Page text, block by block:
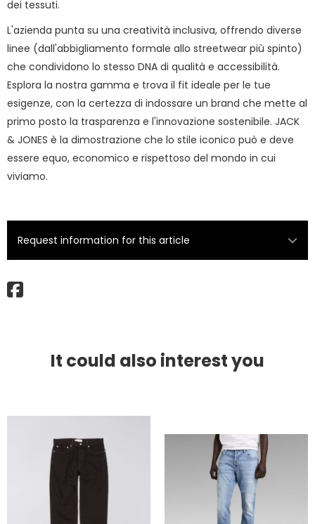
dei tessuti.
L'azienda punta su una creatività inclusiva, offrendo diverse
linee (dall'abbigliamento formale allo streetwear più spinto)
che condividono lo stesso DNA di qualità e accessibilità.
Esplora la nostra gamma e trova il fit ideale per le tue
esigenze, con la certezza di indossare un brand che mette al
primo posto la trasparenza e l'innovazione sostenibile. JACK
& JONES è la dimostrazione che lo stile iconico può e deve
essere equo, economico e rispettoso del mondo in cui
viviamo.
Request information for this article
It could also interest you